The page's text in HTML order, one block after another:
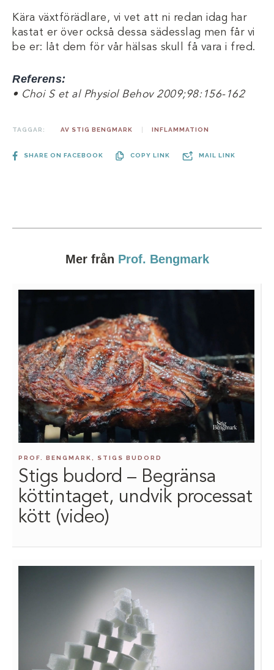
Kära växtförädlare, vi vet att ni redan idag har
kastat er över också dessa sädesslag men får vi
be er: låt dem för vår hälsas skull få vara i fred.
Referens:
• Choi S et al Physiol Behov 2009;98:156-162
TAGGAR: AV STIG BENGMARK INFLAMMATION
SHARE ON FACEBOOK COPY LINK MAIL LINK
Mer från Prof. Bengmark
PROF. BENGMARK, STIGS BUDORD
Stigs budord – Begränsa
köttintaget, undvik processat
kött (video)